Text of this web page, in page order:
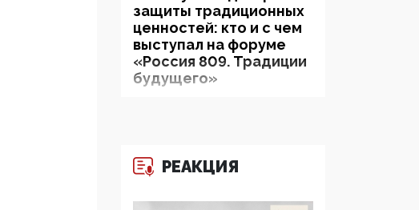
защиты традиционных
ценностей: кто и с чем
выступал на форуме
«Россия 809. Традиции
будущего»
и благолепия:
профилактика негатива
РЕАКЦИЯ